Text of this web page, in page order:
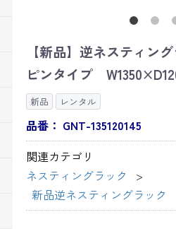
【新品】逆ネスティ
ピンタイプ
新品 レンタル
品番： GNT-135120145
関連カテゴリ
ネスティングラック
新品逆ネスティングラック